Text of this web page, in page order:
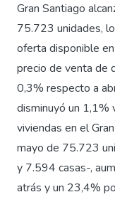
Gran Santiago
75.723 unidades,
oferta disponible
precio de venta de
0,3% respecto a
disminuyó un 1,1%
viviendas en el
mayo de 75.723
y 7.594 casas-,
atrás y un 23,4%